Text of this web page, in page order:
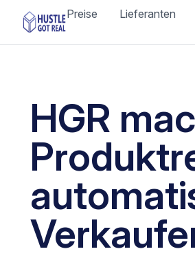
Preise Lieferanten
HGR